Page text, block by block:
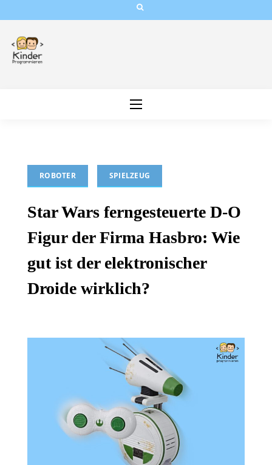
content
ROBOTER SPIELZEUG
Star Wars ferngesteuerte D-O
Figur der Firma Hasbro: Wie
gut ist der elektronischer
Droide wirklich?